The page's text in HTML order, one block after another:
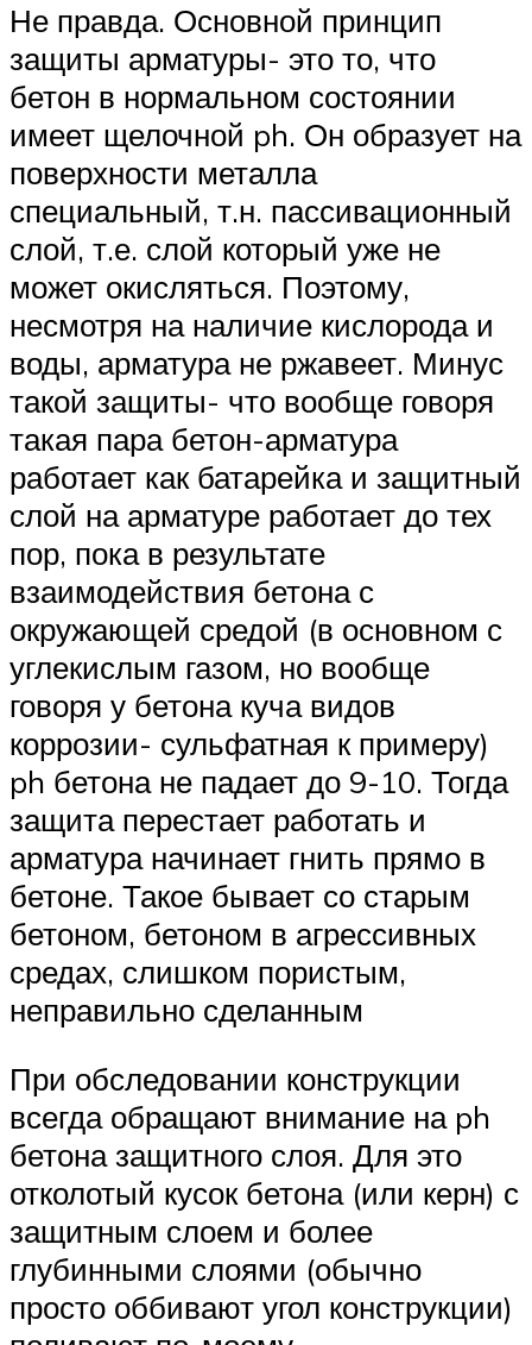
Не правда. Основной принцип
защиты арматуры- это то, что
бетон в нормальном состоянии
имеет щелочной ph. Он образует на
поверхности металла
специальный, т.н. пассивационный
слой, т.е. слой который уже не
может окисляться. Поэтому,
несмотря на наличие кислорода и
воды, арматура не ржавеет. Минус
такой защиты- что вообще говоря
такая пара бетон-арматура
работает как батарейка и защитный
слой на арматуре работает до тех
пор, пока в результате
взаимодействия бетона с
окружающей средой (в основном с
углекислым газом, но вообще
говоря у бетона куча видов
коррозии- сульфатная к примеру)
ph бетона не падает до 9-10. Тогда
защита перестает работать и
арматура начинает гнить прямо в
бетоне. Такое бывает со старым
бетоном, бетоном в агрессивных
средах, слишком пористым,
неправильно сделанным
При обследовании конструкции
всегда обращают внимание на ph
бетона защитного слоя. Для это
отколотый кусок бетона (или керн) с
защитным слоем и более
глубинными слоями (обычно
просто оббивают угол конструкции)